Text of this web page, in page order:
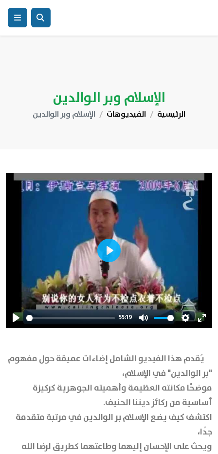
الإسلام وبر الوالدين
الرئيسية الفيديوهات الإسلام وبر الوالدين
Play
55:19
Mute Settings
Play
يُقدم هذا الفيديو الشامل إضاءات عميقة حول مفهوم
"بر الوالدين" في الإسلام،
موضحًا مكانته العظيمة وأهميته الجوهرية كركيزة
أساسية من ركائز ديننا الحنيف.
اكتشف كيف يضع الإسلام بر الوالدين في مرتبة متقدمة
جدًا،
ويحث على الإحسان إليهما وطاعتهما كطريق لرضا الله